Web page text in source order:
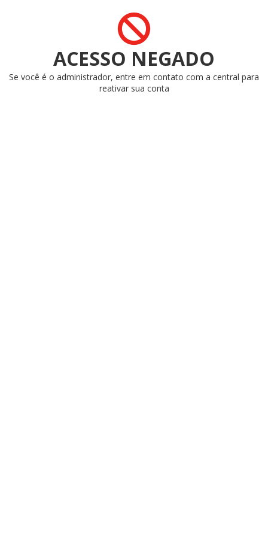
ACESSO NEGADO
Se você é o administrador, entre em contato com a central para
reativar sua conta